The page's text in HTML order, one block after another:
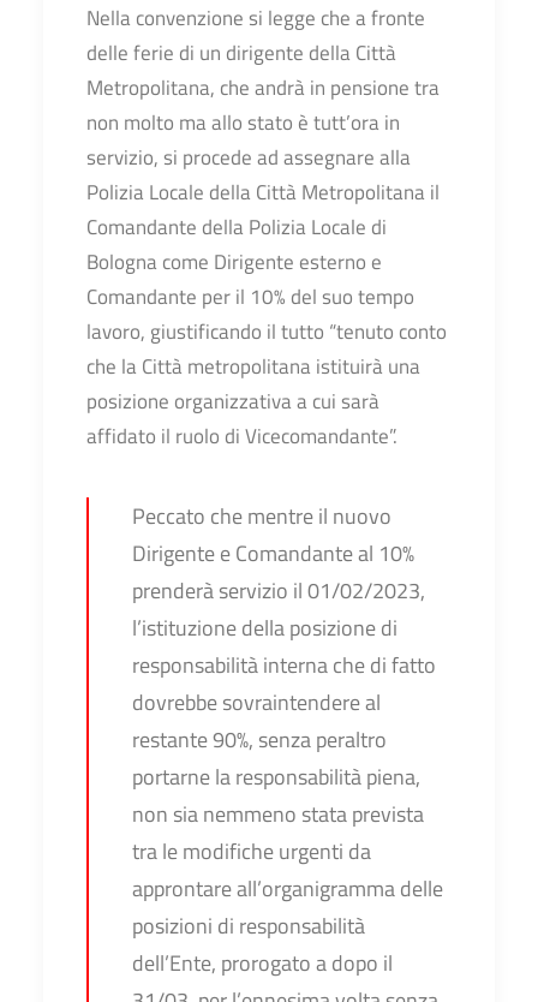
Nella convenzione si legge che a fronte
delle ferie di un dirigente della Città
Metropolitana, che andrà in pensione tra
non molto ma allo stato è tutt’ora in
servizio, si procede ad assegnare alla
Polizia Locale della Città Metropolitana il
Comandante della Polizia Locale di
Bologna come Dirigente esterno e
Comandante per il 10% del suo tempo
lavoro, giustificando il tutto “tenuto conto
che la Città metropolitana istituirà una
posizione organizzativa a cui sarà
affidato il ruolo di Vicecomandante”.
Peccato che mentre il nuovo
Dirigente e Comandante al 10%
prenderà servizio il 01/02/2023,
l’istituzione della posizione di
responsabilità interna che di fatto
dovrebbe sovraintendere al
restante 90%, senza peraltro
portarne la responsabilità piena,
non sia nemmeno stata prevista
tra le modifiche urgenti da
approntare all’organigramma delle
posizioni di responsabilità
dell’Ente, prorogato a dopo il